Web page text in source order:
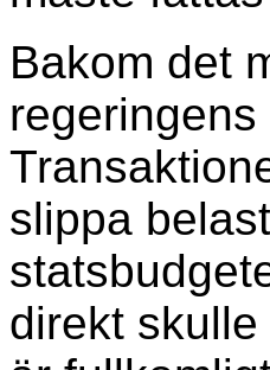
Bakom det
slippa
direkt